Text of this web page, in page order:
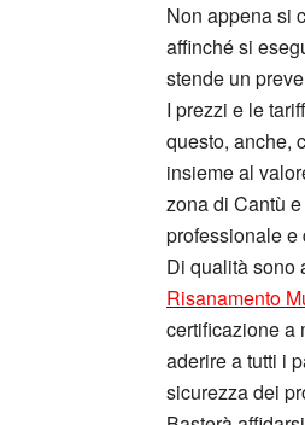
Non appena si
affinché si
stende un
I prezzi e le
questo, anche,
insieme al
zona di Cantù
professionale e
Di qualità sono
Risanamento
certificazione a
aderire a tutti i
sicurezza dei